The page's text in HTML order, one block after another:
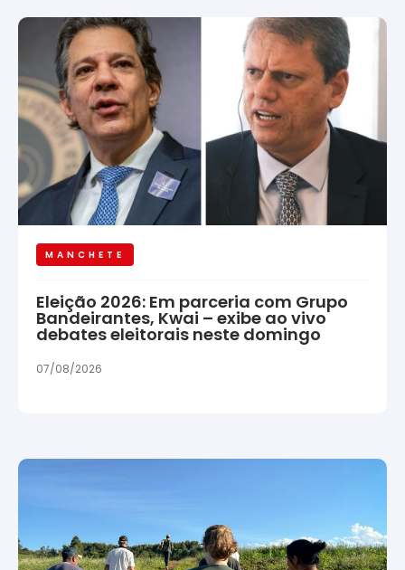
MANCHETE
Eleição 2026: Em parceria com Grupo
Bandeirantes, Kwai – exibe ao vivo
debates eleitorais neste domingo
07/08/2026